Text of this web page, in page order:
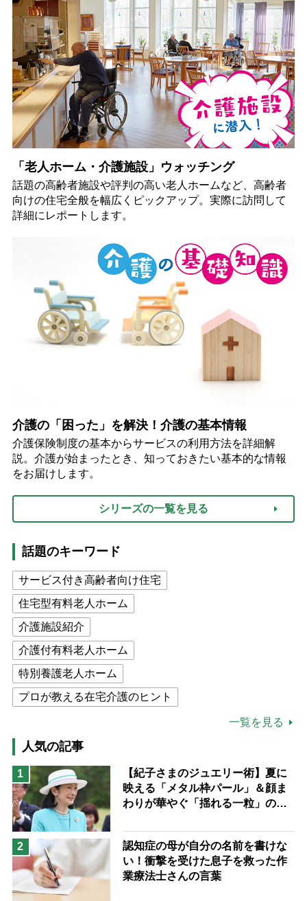
「老人ホーム・介護施設」ウォッチング
話題の高齢者施設や評判の高い老人ホームなど、高齢者
向けの住宅全般を幅広くピックアップ。実際に訪問して
詳細にレポートします。
介護の「困った」を解決！介護の基本情報
介護保険制度の基本からサービスの利用方法を詳細解
説。介護が始まったとき、知っておきたい基本的な情報
をお届けします。
シリーズの一覧を見る
話題のキーワード
サービス付き高齢者向け住宅
住宅型有料老人ホーム
介護施設紹介
介護付有料老人ホーム
特別養護老人ホーム
プロが教える在宅介護のヒント
高木ブー
ケアマネジャー
猫が母になつきません
息子の遠距離介護サバイバル術
兄がボケました
予防法
一覧を見る
人気の記事
1
【紀子さまのジュエリー術】夏に
映える「メタル枠パール」＆顔ま
わりが華やぐ「揺れる一粒」の使
2
認知症の母が自分の名前を書けな
い！衝撃を受けた息子を救った作
業療法士さんの言葉